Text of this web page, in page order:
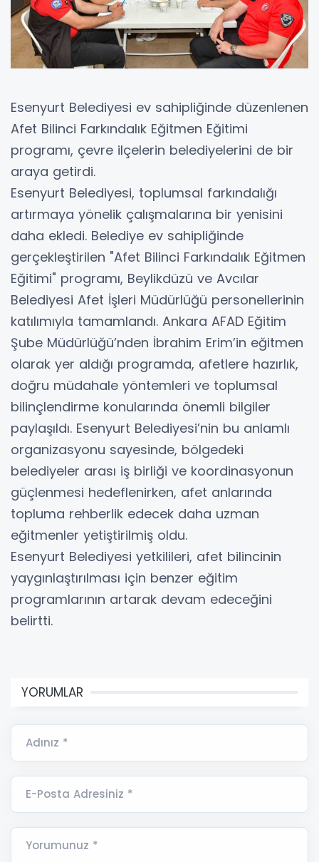
Esenyurt Belediyesi ev sahipliğinde düzenlenen
Afet Bilinci Farkındalık Eğitmen Eğitimi
programı, çevre ilçelerin belediyelerini de bir
araya getirdi.
Esenyurt Belediyesi, toplumsal farkındalığı
artırmaya yönelik çalışmalarına bir yenisini
daha ekledi. Belediye ev sahipliğinde
gerçekleştirilen "Afet Bilinci Farkındalık Eğitmen
Eğitimi" programı, Beylikdüzü ve Avcılar
Belediyesi Afet İşleri Müdürlüğü personellerinin
katılımıyla tamamlandı. Ankara AFAD Eğitim
Şube Müdürlüğü’nden İbrahim Erim’in eğitmen
olarak yer aldığı programda, afetlere hazırlık,
doğru müdahale yöntemleri ve toplumsal
bilinçlendirme konularında önemli bilgiler
paylaşıldı. Esenyurt Belediyesi’nin bu anlamlı
organizasyonu sayesinde, bölgedeki
belediyeler arası iş birliği ve koordinasyonun
güçlenmesi hedeflenirken, afet anlarında
topluma rehberlik edecek daha uzman
eğitmenler yetiştirilmiş oldu.
Esenyurt Belediyesi yetkilileri, afet bilincinin
yaygınlaştırılması için benzer eğitim
programlarının artarak devam edeceğini
belirtti.
YORUMLAR
Adınız *
E-Posta Adresiniz *
Yorumunuz *